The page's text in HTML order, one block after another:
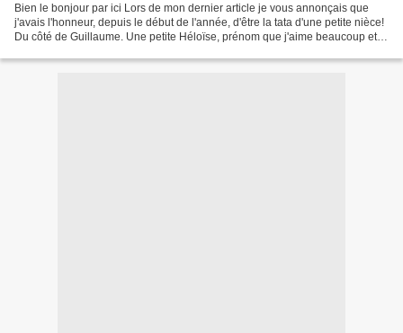
Bien le bonjour par ici Lors de mon dernier article je vous annonçais que
j'avais l'honneur, depuis le début de l'année, d'être la tata d'une petite nièce!
Du côté de Guillaume. Une petite Héloïse, prénom que j'aime beaucoup et